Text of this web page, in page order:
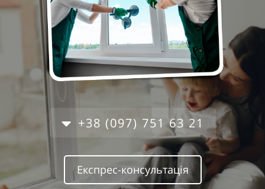
+38 (097) 751 63 21
Експрес-консультація